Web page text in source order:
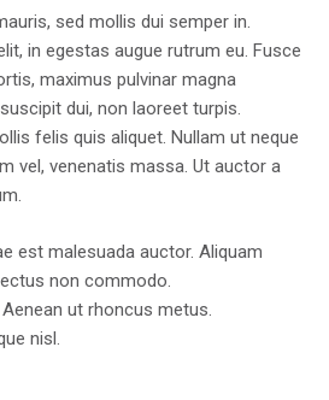
sed mollis dui semper in.
in egestas augue rutrum eu. Fusce
maximus pulvinar magna
dui, non laoreet turpis.
felis quis aliquet. Nullam ut neque
vel, venenatis massa. Ut auctor a
est malesuada auctor. Aliquam
non commodo.
ut rhoncus metus.
nisl.